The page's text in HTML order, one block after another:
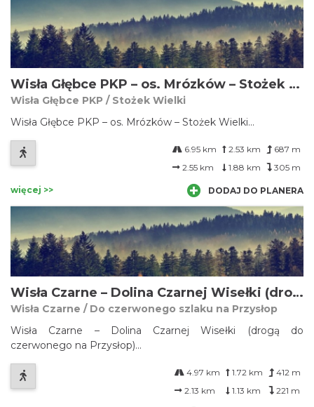
Wisła Głębce PKP – os. Mrózków – Stożek Wielki
Wisła Głębce PKP / Stożek Wielki
Wisła Głębce PKP – os. Mrózków – Stożek Wielki...
6.95 km 2.53 km
687 m
2.55 km
1.88 km 305 m
więcej >> DODAJ DO PLANERA
Wisła Czarne – Dolina Czarnej Wisełki (drogą do czerwonego na Przysłop)
Wisła Czarne / Do czerwonego szlaku na Przysłop
Wisła Czarne – Dolina Czarnej Wisełki (drogą do
czerwonego na Przysłop)...
4.97 km 1.72 km
412 m
2.13 km
1.13 km 221 m